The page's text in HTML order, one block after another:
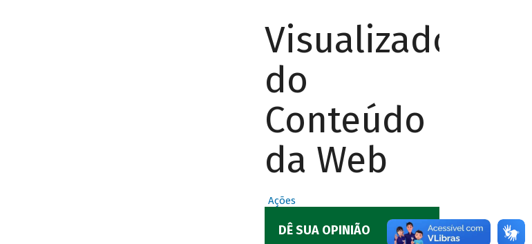
Visualizador
do
Conteúdo
da Web
Ações
DÊ SUA OPINIÃO